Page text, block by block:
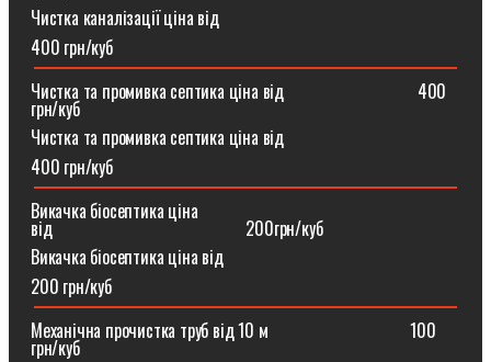
Чистка каналізації ціна від
400 грн/куб
Чистка та промивка септика ціна від ⠀⠀⠀⠀⠀⠀⠀⠀⠀⠀400
грн/куб
Чистка та промивка септика ціна від
400 грн/куб
Викачка біосептика ціна
від⠀⠀⠀⠀⠀⠀⠀⠀⠀⠀⠀⠀⠀⠀⠀200грн/куб
Викачка біосептика ціна від
200 грн/куб
Механічна прочистка труб від 10 м⠀⠀⠀⠀⠀⠀⠀⠀⠀⠀⠀100
грн/куб